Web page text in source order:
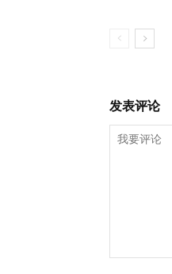
发表评论